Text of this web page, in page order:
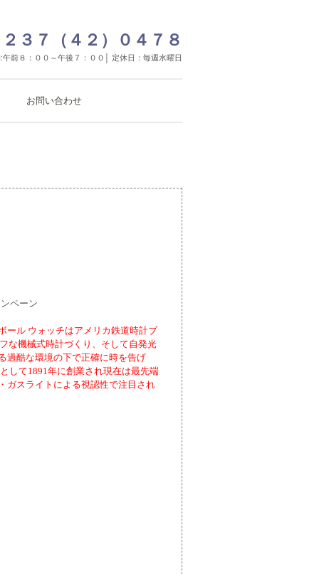
２３７（４２）０４７８
午前８：００～午後７：００│ 定休日：毎週水曜日
お問い合わせ
ペーン
ール ウォッチはアメリカ鉄道時計ブ
な機械式時計づくり、そして自発光
過酷な環境の下で正確に時を告げ
して1891年に創業され現在は最先端
ガスライトによる視認性で注目され